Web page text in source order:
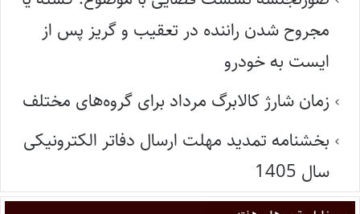
مجروح شدن راننده در تعقیب و گریز پس از
ایست به خودرو
زمان شارژ کالابرگ مرداد برای گروه‌های مختلف
بخشنامه تمدید مهلت ارسال دفاتر الکترونیکی
سال 1405